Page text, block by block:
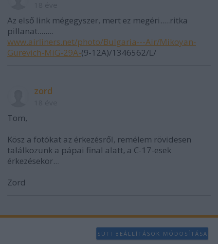
Az első link mégegyszer, mert ez megéri.....ritka
pillanat........
www.airliners.net/photo/Bulgaria---Air/Mikoyan-
Gurevich-MiG-29A-(9-12A)/1346562/L/
zord
Tom,
Kösz a fotókat az érkezésről, remélem rövidesen
találkozunk a pápai final alatt, a C-17-esek
érkezésekor...
Zord
SÜTI BEÁLLÍTÁSOK MÓDOSÍTÁSA